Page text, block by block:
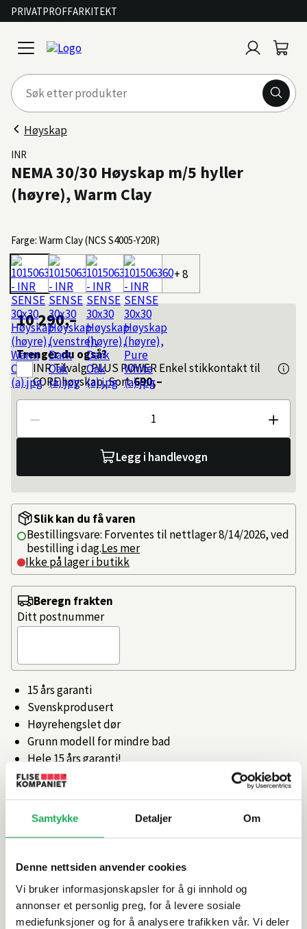
Samtykke Detaljer Om
Denne nettsiden anvender cookies
Vi bruker informasjonskapsler for å gi innhold og
annonser et personlig preg, for å levere sosiale
mediefunksjoner og for å analysere trafikken vår. Vi deler
PRIVATPROFFARKITEKT
open
menu
inn
Høyskap
INR
NEMA 30/30 Høyskap m/5 hyller
(høyre), Warm Clay
Farge: Warm Clay (NCS S4005-Y20R)
+ 8
10 290,–
Trenger du også?
INRTilvalg: PLUS POWER Enkel stikkontakt til
CORE høyskap, Sort 690,–
Antall
Legg i handlevogn
Slik kan du få varen
Bestillingsvare: Forventes til nettlager 8/14/2026, ved
bestilling i dag.Les mer
Ikke på lager i butikk
15 års garanti
Svenskprodusert
Høyrehengslet dør
Grunn modell for mindre bad
Hele 15 års garanti!
Artikkelnr.101506370
Beregn frakten
Ditt postnummer
Produktinformasjon
Rengjøring og vedlikehold